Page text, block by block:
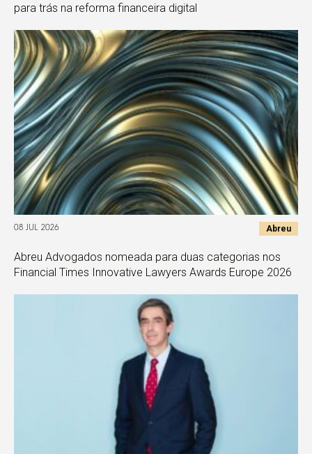
para trás na reforma financeira digital
08 JUL 2026 Abreu
Abreu Advogados nomeada para duas categorias nos
Financial Times Innovative Lawyers Awards Europe 2026